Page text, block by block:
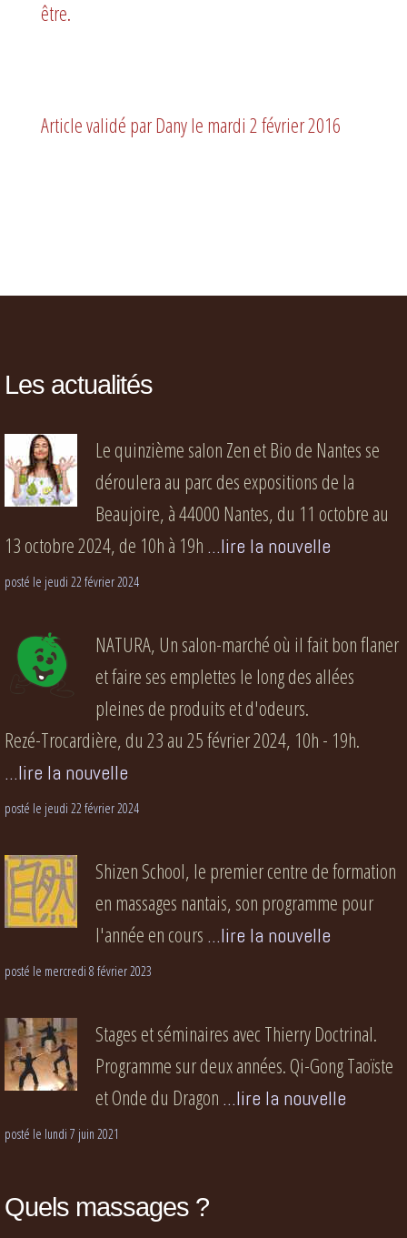
être.
Article validé par Dany le mardi 2 février 2016
Les actualités
Le quinzième salon Zen et Bio de Nantes se
déroulera au parc des expositions de la
Beaujoire, à 44000 Nantes, du 11 octobre au
13 octobre 2024, de 10h à 19h ...lire la nouvelle
posté le jeudi 22 février 2024
NATURA, Un salon-marché où il fait bon flaner
et faire ses emplettes le long des allées
pleines de produits et d'odeurs.
Rezé-Trocardière, du 23 au 25 février 2024, 10h - 19h.
...lire la nouvelle
posté le jeudi 22 février 2024
Shizen School, le premier centre de formation
en massages nantais, son programme pour
l'année en cours ...lire la nouvelle
posté le mercredi 8 février 2023
Stages et séminaires avec Thierry Doctrinal.
Programme sur deux années. Qi-Gong Taoïste
et Onde du Dragon ...lire la nouvelle
posté le lundi 7 juin 2021
Quels massages ?